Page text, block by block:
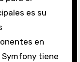
es su
en
tiene